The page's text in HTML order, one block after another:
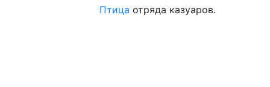
Птица отряда казуаров.